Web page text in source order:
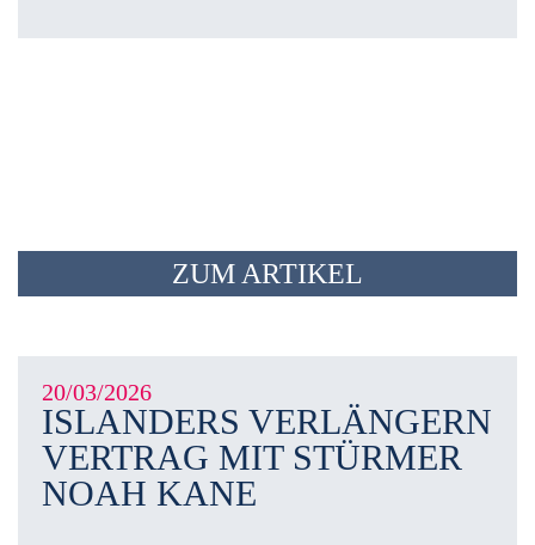
ZUM ARTIKEL
20/03/2026
ISLANDERS VERLÄNGERN
VERTRAG MIT STÜRMER
NOAH KANE